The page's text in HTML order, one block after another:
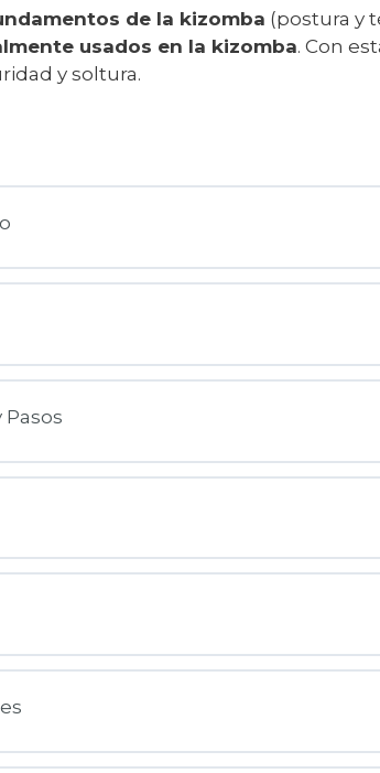
de la kizomba (postura y
usados en la kizomba. Con
y soltura.